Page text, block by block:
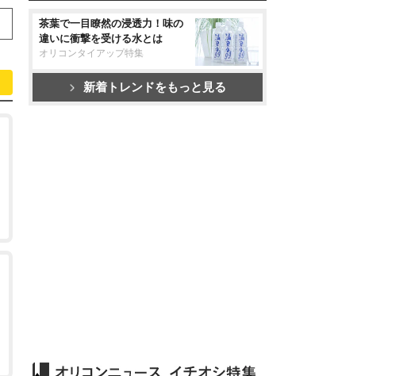
茶葉で一目瞭然の浸透力！味の
違いに衝撃を受ける水とは
オリコンタイアップ特集
新着トレンドをもっと見る